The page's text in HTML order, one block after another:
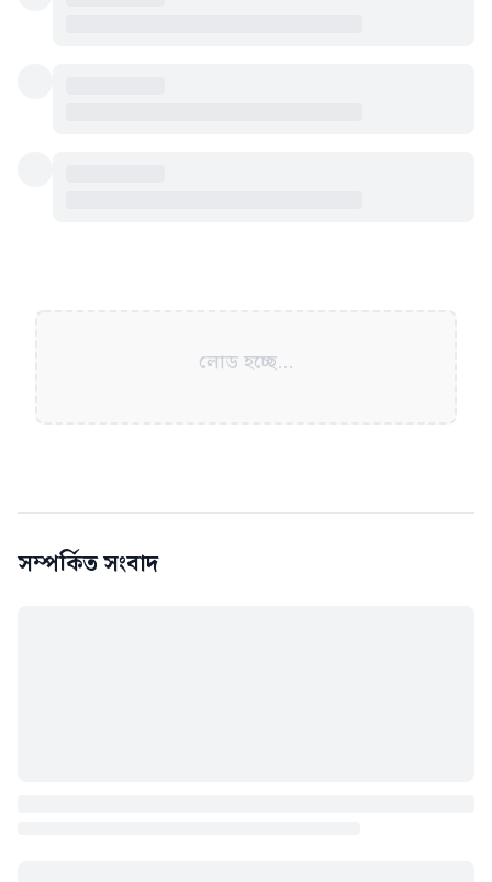
লোড হচ্ছে...
সম্পর্কিত সংবাদ